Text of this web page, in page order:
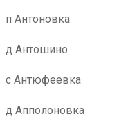
п Антоновка
д Антошино
с Антюфеевка
д Апполоновка